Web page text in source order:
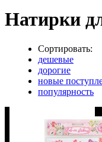
Натирки
Сортировать:
дешевые
дорогие
новые
популярность